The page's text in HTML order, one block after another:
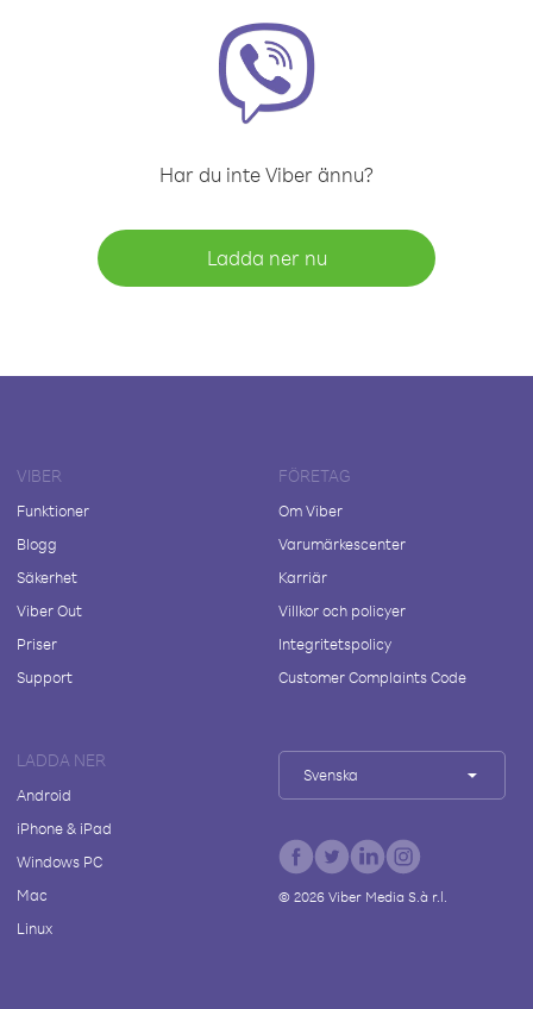
Har du inte Viber ännu?
Ladda ner nu
VIBER
Funktioner
Blogg
Säkerhet
Viber Out
Priser
Support
FÖRETAG
Om Viber
Varumärkescenter
Karriär
Villkor och policyer
Integritetspolicy
Customer Complaints Code
LADDA NER
Android
iPhone & iPad
Windows PC
Mac
Linux
Svenska
© 2026Viber Media S.à r.l.